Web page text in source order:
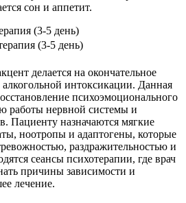
сон и аппетит.
(3-5 день)
делается на окончательное
алкогольной интоксикации. Данная
психоэмоционального
работы нервной системы и
Пациенту назначаются мягкие
ноотропы и адаптогены, которые
раздражительностью и
сеансы психотерапии, где врач
причины зависимости и
лечение.